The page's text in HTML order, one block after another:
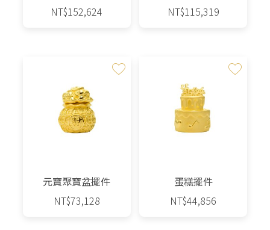
NT$152,624
NT$115,319
元寶聚寶盆擺件
NT$73,128
蛋糕擺件
NT$44,856